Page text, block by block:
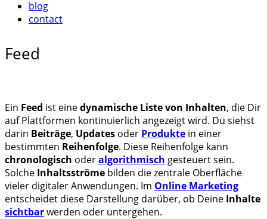
blog
contact
Feed
Ein Feed ist einedynamische Liste von Inhalten, die Dir
auf Plattformen kontinuierlich angezeigt wird. Du siehst
darin Beiträge, Updates oder Produkte in einer
bestimmten Reihenfolge. Diese Reihenfolge kann
chronologisch oderalgorithmisch gesteuert sein.
Solche Inhaltsströme bilden die zentrale Oberfläche
vieler digitaler Anwendungen. Im Online Marketing
entscheidet diese Darstellung darüber, ob Deine Inhalte
sichtbarwerden oder untergehen.